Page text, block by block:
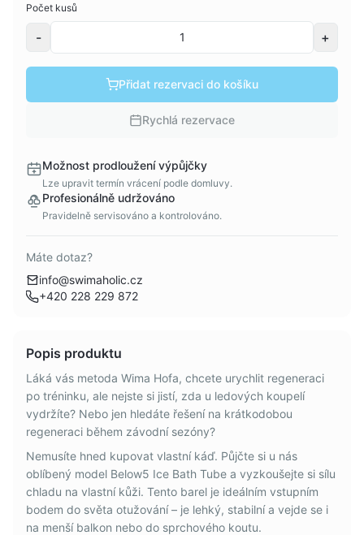
Počet kusů
- +
Přidat rezervaci do košíku
Rychlá rezervace
Možnost prodloužení výpůjčky
Lze upravit termín vrácení podle domluvy.
Profesionálně udržováno
Pravidelně servisováno a kontrolováno.
Máte dotaz?
info@swimaholic.cz
+420 228 229 872
Popis produktu
Láká vás metoda Wima Hofa, chcete urychlit regeneraci
po tréninku, ale nejste si jistí, zda u ledových koupelí
vydržíte? Nebo jen hledáte řešení na krátkodobou
regeneraci během závodní sezóny?
Nemusíte hned kupovat vlastní káď. Půjčte si u nás
oblíbený model Below5 Ice Bath Tube a vyzkoušejte si sílu
chladu na vlastní kůži. Tento barel je ideálním vstupním
bodem do světa otužování – je lehký, stabilní a vejde se i
na menší balkon nebo do sprchového koutu.